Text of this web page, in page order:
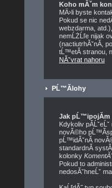
Koho mĂˇm
MÄ›li byste
Pokud se nic
webzdarma,
nemĹŻĹľe nijak
(nactiutrhĂˇnĂ­,
tĹ™etĂ­ stranou,
NĂˇvrat nahoru
PĹ™Ă­lohy
Jak pĹ™ipojĂ­m
Kdykoliv
novĂ©ho
pĹ™idĂˇnĂ­
standardnĂ­
kolonky
Pokud to
nedosĂˇhneĹˇ